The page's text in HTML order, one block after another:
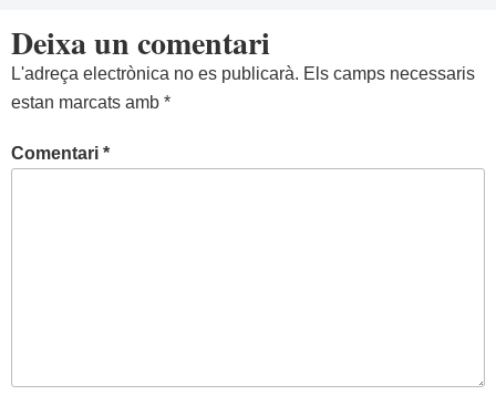
Deixa un comentari
L'adreça electrònica no es publicarà. Els camps necessaris
estan marcats amb *
Comentari *